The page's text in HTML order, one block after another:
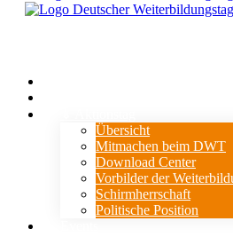
Übersicht
Mitmachen beim DWT
Download Center
Vorbilder der
Schirmherrschaft
Politische Position